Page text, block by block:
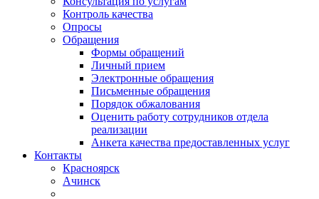
Контроль качества
Опросы
Обращения
Формы обращений
Личный прием
Электронные обращения
Письменные обращения
Порядок обжалования
Оценить работу сотрудников отдела
реализации
Анкета качества предоставленных услуг
Контакты
Красноярск
Ачинск